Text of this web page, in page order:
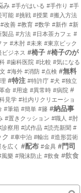
み #手がはいる #手作り #手
可能 #挑戦 #授業 #搬入方法
#改善 #教育 #数学 #新作 #新
製品 #方法 #日本茶カフェ #
ァ #木肘 #未来 #東京ビック
ビジネス #椅子 #椅子のが
#歯科医院 #比較 #気になる
#海外 #消防 #点検 #無料
#特注 #特許庁 #犬 #独立
命 #用途 #異常時 #病院 #
見学 #社内リクリエーショ
#筆箱 #簡単 #籐 #納品事
#置きクッション #職人 #肘
診察用 #試作品 #読売新聞 #
#車中泊 #輸出 #造形芸術
広く #配布 #金具 #門司
風樂 #飛沫防止 #飲食 #飲食